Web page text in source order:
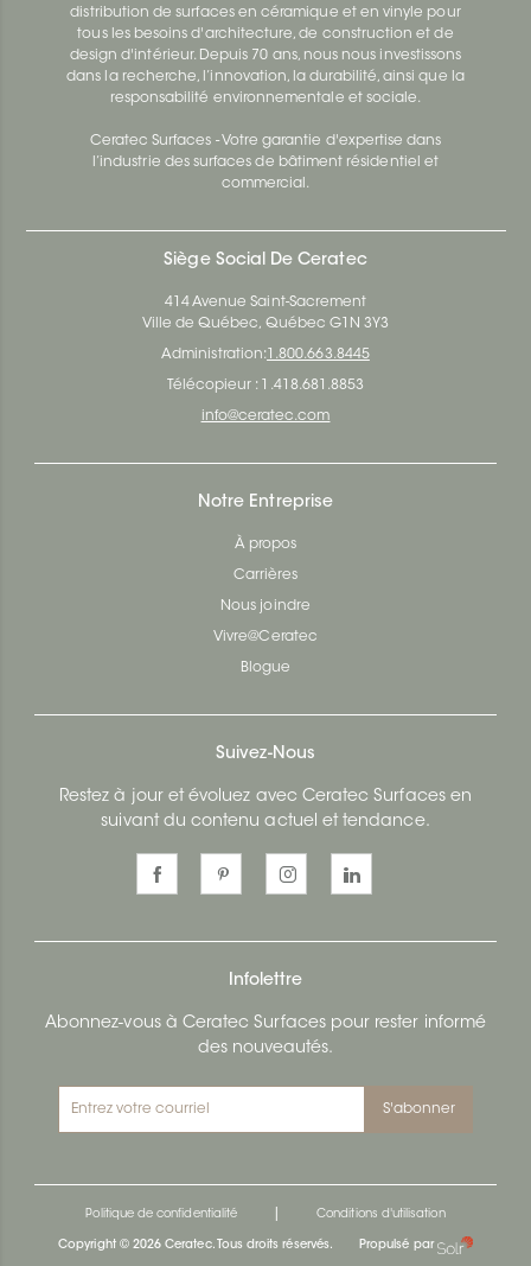
distribution de surfaces en céramique et en vinyle pour
tous les besoins d'architecture, de construction et de
design d'intérieur. Depuis 70 ans, nous nous investissons
dans la recherche, l’innovation, la durabilité, ainsi que la
responsabilité environnementale et sociale.
Ceratec Surfaces - Votre garantie d'expertise dans
l’industrie des surfaces de bâtiment résidentiel et
commercial.
Siège Social De Ceratec
414 Avenue Saint-Sacrement
Ville de Québec, Québec G1N 3Y3
Administration: 1.800.663.8445
Télécopieur : 1.418.681.8853
info@ceratec.com
Notre Entreprise
À propos
Carrières
Nous joindre
Vivre@Ceratec
Blogue
Suivez-Nous
Restez à jour et évoluez avec Ceratec Surfaces en
suivant du contenu actuel et tendance.
Infolettre
Abonnez-vous à Ceratec Surfaces pour rester informé
des nouveautés.
S'abonner
Politique de confidentialité Conditions d'utilisation
Copyright © 2026 Ceratec. Tous droits réservés. Propulsé par